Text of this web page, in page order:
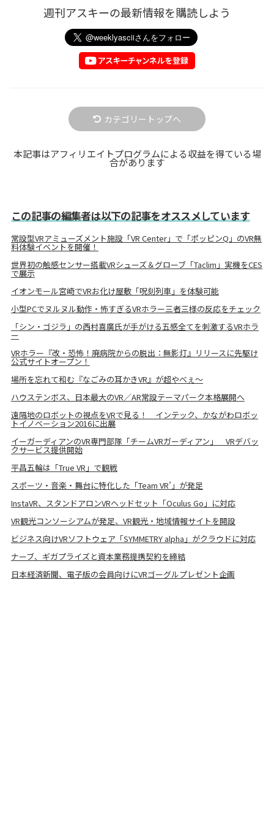
週刊アスキーの最新情報を購読しよう
カテゴリートップへ
本記事はアフィリエイトプログラムによる収益を得ている場
合があります
この記事の編集者は以下の記事をオススメしています
常設型VRアミューズメント施設「VR Center」で「ポッピンQ」のVR無
料体験イベントを開催！
世界初の触感センサー搭載VRシューズ＆グローブ「Taclim」実機をCES
で展示
イオンモール宮崎でVRお化け屋敷「呪刻列車」を体験可能
小型PCでヌルヌル動作・怖すぎるVRホラー三者三様の反応をチェック
「シン・ゴジラ」の西村喜廣氏が手がける五感全てを刺激するVRホラ
ー
VRホラー『改・恐怖！廃病院からの脱出：無影灯』リリースに先駆け
公式サイトオープン！
場所を忘れて和む『なごみの耳かきVR』が超やべぇ～
ハウステンボス、日本最大のVR／AR常設テーマパーク本格展開へ
遠隔地のロボットの視点をVRで見る！ インテック、かながわロボッ
トイノベーション2016に出展
イーガーディアンのVR専門部隊「チームVRガーディアン」 VRデバッ
クサービス提供開始
平昌五輪は「True VR」で観戦
スポーツ・音楽・舞台に特化した「Team VR’」が発足
InstaVR、スタンドアロンVRヘッドセット「Oculus Go」に対応
VR観光コンソーシアムが発足、VR観光・地域情報サイトを開設
ビジネス向けVRソフトウェア「SYMMETRY alpha」がクラウドに対応
ナーブ、ギガプライズと資本業務提携契約を締結
日本経済新聞、電子版の会員向けにVRゴーグルプレゼント企画